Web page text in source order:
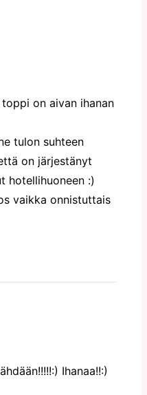
on aivan ihanan
tulon suhteen
on järjestänyt
hotellihuoneen :)
vaikka onnistuttais
Ihanaa!!:)